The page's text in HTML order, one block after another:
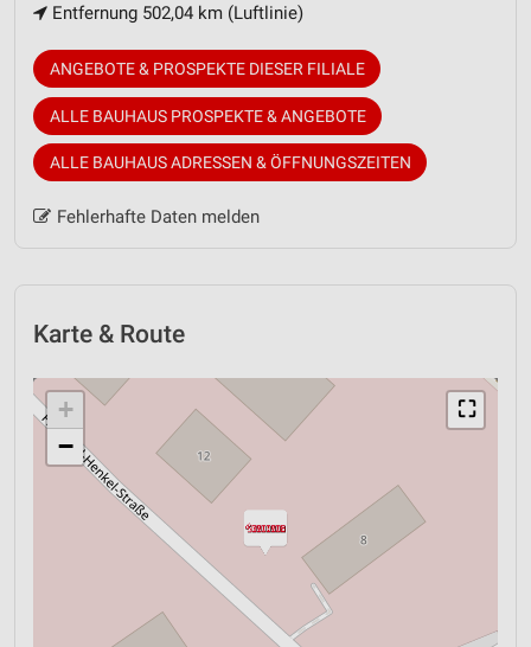
Entfernung 502,04 km (Luftlinie)
ANGEBOTE & PROSPEKTE DIESER FILIALE
ALLE BAUHAUS PROSPEKTE & ANGEBOTE
ALLE BAUHAUS ADRESSEN & ÖFFNUNGSZEITEN
Fehlerhafte Daten melden
Karte & Route
⛶
+
−